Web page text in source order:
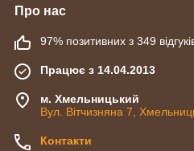
Про нас
97% позитивних з 349
Працює з 14.04.2013
м. Хмельницький
Вул. Вітчизняна 7,
Контакти